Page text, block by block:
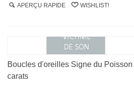
APERÇU RAPIDE WISHLIST!
Boucles d'oreilles Signe du
carats